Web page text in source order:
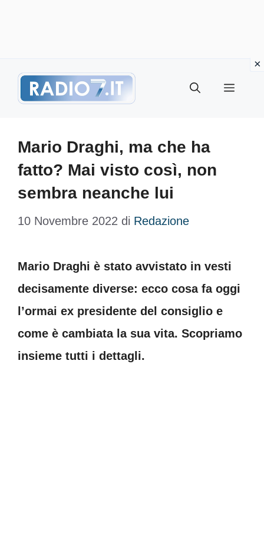
Menu
Mario Draghi, ma che ha
fatto? Mai visto così, non
sembra neanche lui
10 Novembre 2022 di Redazione
Mario Draghi è stato avvistato in vesti
decisamente diverse: ecco cosa fa oggi
l’ormai ex presidente del consiglio e
come è cambiata la sua vita. Scopriamo
insieme tutti i dettagli.